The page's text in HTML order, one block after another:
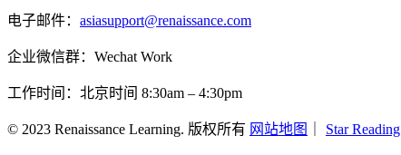
电子邮件： asiasupport@renaissance.com
企业微信群：Wechat Work
工作时间：北京时间 8:30am – 4:30pm
© 2023 Renaissance Learning. 版权所有 网站地图 Star Reading